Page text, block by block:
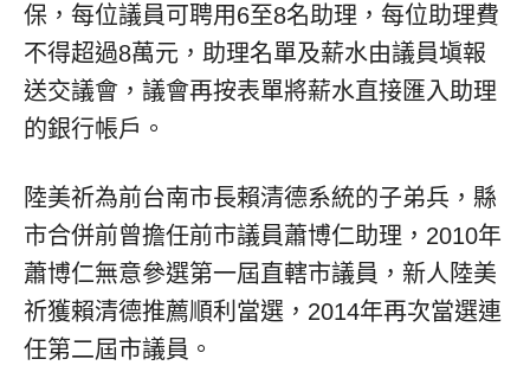
保，每位議員可聘用6至8名助理，每位助理費
不得超過8萬元，助理名單及薪水由議員塡報
送交議會，議會再按表單將薪水直接匯入助理
的銀行帳戶。
陸美祈為前台南市長賴清德系統的子弟兵，縣
市合併前曾擔任前市議員蕭博仁助理，2010年
蕭博仁無意參選第一屆直轄市議員，新人陸美
祈獲賴清德推薦順利當選，2014年再次當選連
任第二屆市議員。